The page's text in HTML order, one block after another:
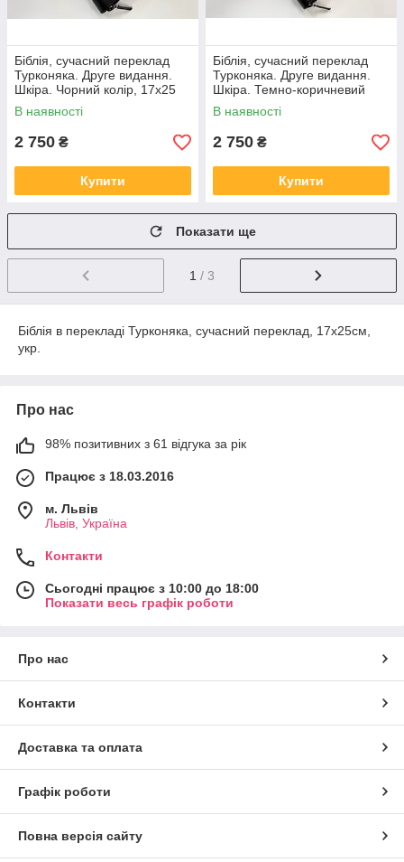
Біблія, сучасний переклад
Турконяка. Друге видання.
Шкіра. Чорний колір, 17х25
В наявності
2 750 ₴
Купити
Біблія, сучасний переклад
Турконяка. Друге видання.
Шкіра. Темно-коричневий
колір, 17х25
В наявності
2 750 ₴
Купити
Показати ще
1 / 3
Біблія в перекладі Турконяка, сучасний переклад, 17х25см,
укр.
Про нас
98% позитивних з 61 відгука за рік
Працює з 18.03.2016
м. Львів
Львів, Україна
Контакти
Сьогодні працює з 10:00 до 18:00
Показати весь графік роботи
Про нас
Контакти
Доставка та оплата
Графік роботи
Повна версія сайту